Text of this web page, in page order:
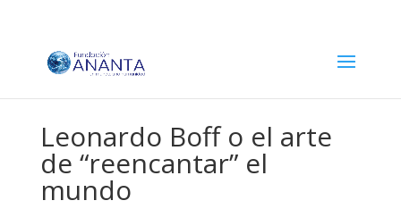
Leonardo Boff o el arte
de “reencantar” el
mundo